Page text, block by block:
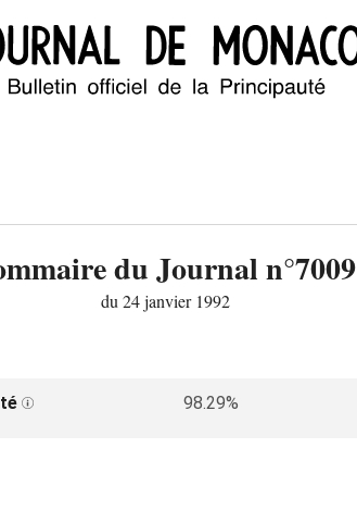
du Journal n°7009
du 24 janvier 1992
98.29%